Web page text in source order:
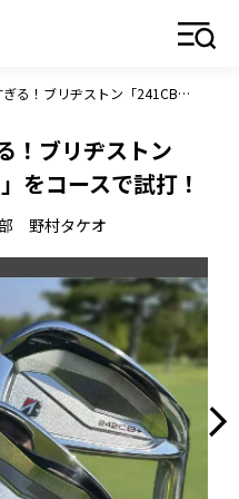
ソールの出来が良すぎる！ブリヂストン「241CB」「242CB＋」をコースで試打！
！ブリヂストン
をコースで試打！
野村タケオ